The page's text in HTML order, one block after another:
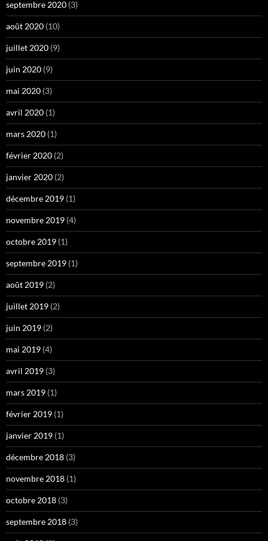
septembre 2020 (3)
août 2020 (10)
juillet 2020 (9)
juin 2020 (9)
mai 2020 (3)
avril 2020 (1)
mars 2020 (1)
février 2020 (2)
janvier 2020 (2)
décembre 2019 (1)
novembre 2019 (4)
octobre 2019 (1)
septembre 2019 (1)
août 2019 (2)
juillet 2019 (2)
juin 2019 (2)
mai 2019 (4)
avril 2019 (3)
mars 2019 (1)
février 2019 (1)
janvier 2019 (1)
décembre 2018 (3)
novembre 2018 (1)
octobre 2018 (3)
septembre 2018 (3)